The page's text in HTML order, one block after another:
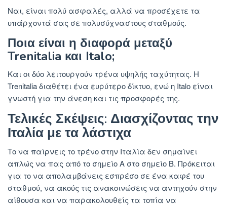
Ναι, είναι πολύ ασφαλές, αλλά να προσέχετε τα
υπάρχοντά σας σε πολυσύχναστους σταθμούς.
Ποια είναι η διαφορά μεταξύ
Trenitalia και Italo;
Και οι δύο λειτουργούν τρένα υψηλής ταχύτητας. Η
Trenitalia διαθέτει ένα ευρύτερο δίκτυο, ενώ η Italo είναι
γνωστή για την άνεση και τις προσφορές της.
Τελικές Σκέψεις: Διασχίζοντας την
Ιταλία με τα λάστιχα
Το να παίρνεις το τρένο στην Ιταλία δεν σημαίνει
απλώς να πας από το σημείο Α στο σημείο Β. Πρόκειται
για το να απολαμβάνεις εσπρέσο σε ένα καφέ του
σταθμού, να ακούς τις ανακοινώσεις να αντηχούν στην
αίθουσα και να παρακολουθείς τα τοπία να